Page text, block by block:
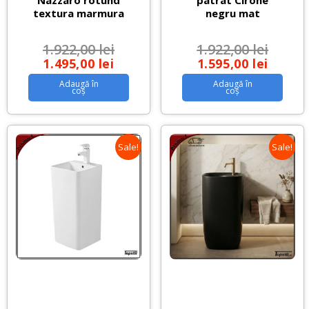
textura marmura
1.922,00lei
1.495,00 lei
Adaugă în
coș
negru mat
1.922,00lei
1.595,00 lei
Adaugă în
coș
Sale! Sale!